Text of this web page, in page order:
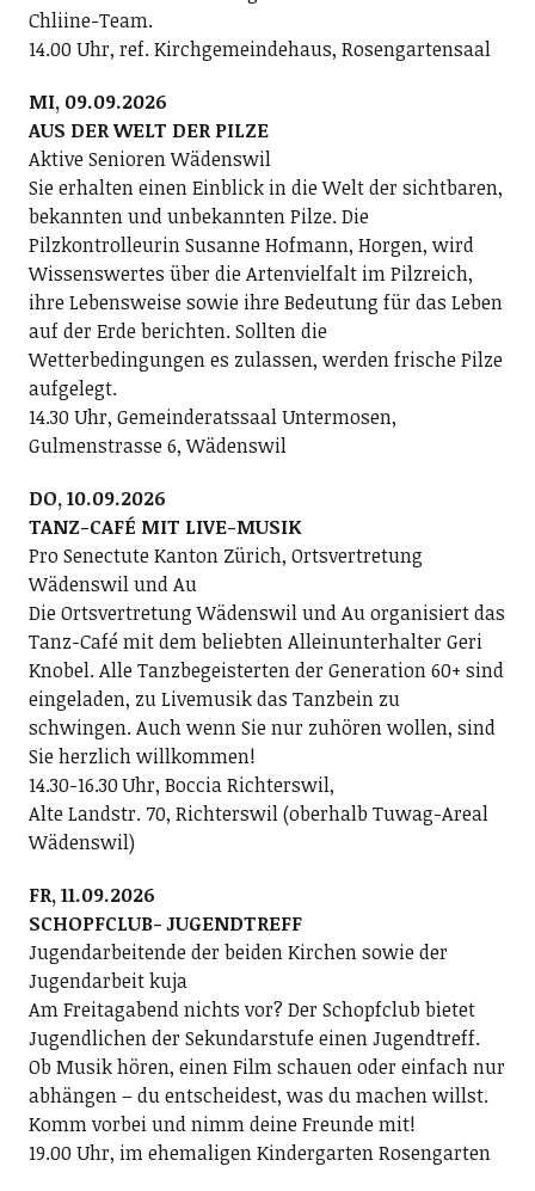
Chliine-Team.
14.00 Uhr, ref. Kirchgemeindehaus, Rosengartensaal
MI, 09.09.2026
AUS DER WELT DER PILZE
Aktive Senioren Wädenswil
Sie erhalten einen Einblick in die Welt der sichtbaren,
bekannten und unbekannten Pilze. Die
Pilzkontrolleurin Susanne Hofmann, Horgen, wird
Wissenswertes über die Artenvielfalt im Pilzreich,
ihre Lebensweise sowie ihre Bedeutung für das Leben
auf der Erde berichten. Sollten die
Wetterbedingungen es zulassen, werden frische Pilze
aufgelegt.
14.30 Uhr, Gemeinderatssaal Untermosen,
Gulmenstrasse 6, Wädenswil
DO, 10.09.2026
TANZ-CAFÉ MIT LIVE-MUSIK
Pro Senectute Kanton Zürich, Ortsvertretung
Wädenswil und Au
Die Ortsvertretung Wädenswil und Au organisiert das
Tanz-Café mit dem beliebten Alleinunterhalter Geri
Knobel. Alle Tanzbegeisterten der Generation 60+ sind
eingeladen, zu Livemusik das Tanzbein zu
schwingen. Auch wenn Sie nur zuhören wollen, sind
Sie herzlich willkommen!
14.30-16.30 Uhr, Boccia Richterswil,
Alte Landstr. 70, Richterswil (oberhalb Tuwag-Areal
Wädenswil)
FR, 11.09.2026
SCHOPFCLUB- JUGENDTREFF
Jugendarbeitende der beiden Kirchen sowie der
Jugendarbeit kuja
Am Freitagabend nichts vor? Der Schopfclub bietet
Jugendlichen der Sekundarstufe einen Jugendtreff.
Ob Musik hören, einen Film schauen oder einfach nur
abhängen – du entscheidest, was du machen willst.
Komm vorbei und nimm deine Freunde mit!
19.00 Uhr, im ehemaligen Kindergarten Rosengarten